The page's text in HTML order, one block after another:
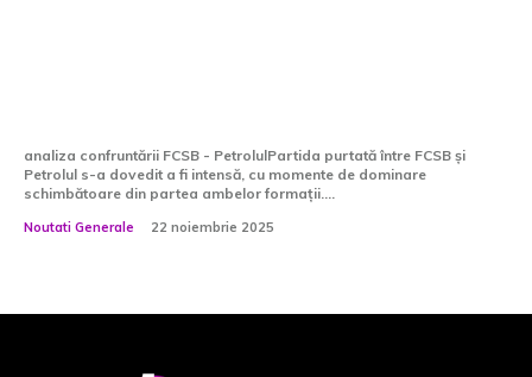
analiza confruntării FCSB - PetrolulPartida purtată între FCSB și
Petrolul s-a dovedit a fi intensă, cu momente de dominare
schimbătoare din partea ambelor formații....
Noutati Generale 22 noiembrie 2025